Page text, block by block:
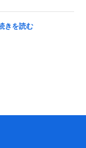
きを読む